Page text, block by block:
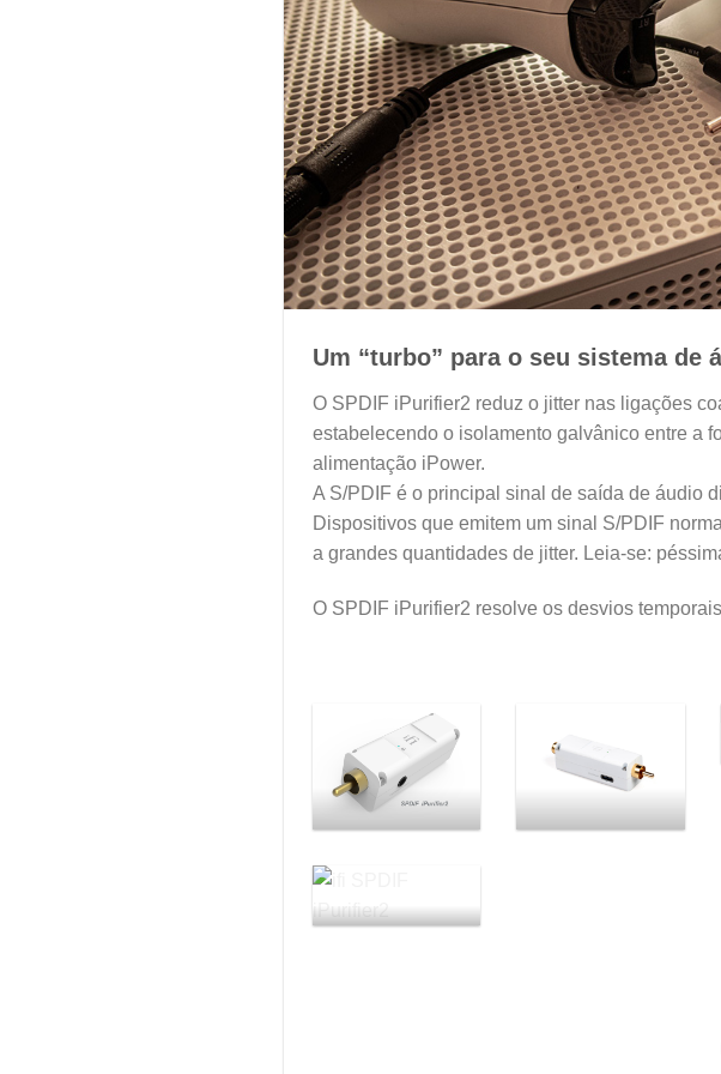
Um “turbo” para o seu sistema
O SPDIF iPurifier2 reduz o jitter nas ligações
estabelecendo o isolamento galvânico entre a
alimentação iPower.
A S/PDIF é o principal sinal de saída de áudio
Dispositivos que emitem um sinal S/PDIF
a grandes quantidades de jitter. Leia-se:
O SPDIF iPurifier2 resolve os desvios